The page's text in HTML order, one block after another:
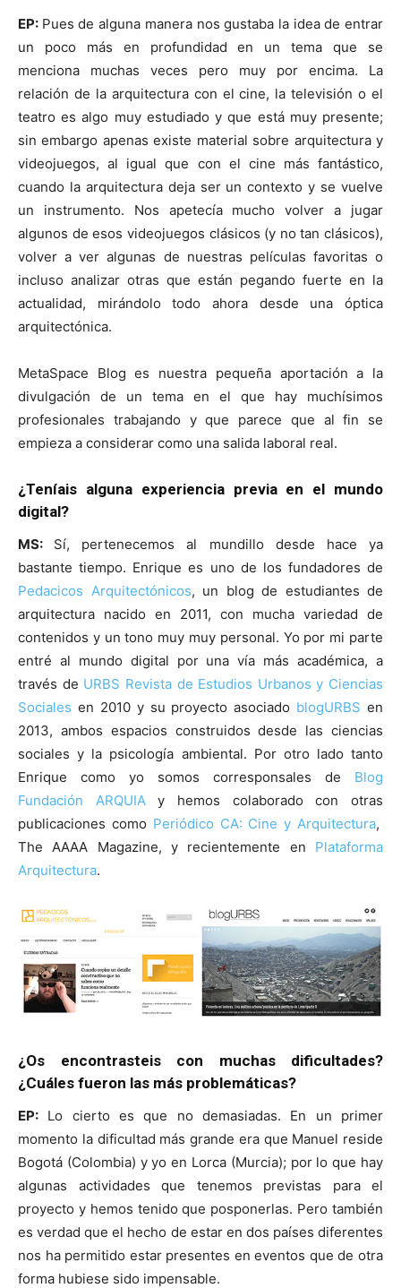
EP: Pues de alguna manera nos gustaba la idea de entrar
un poco más en profundidad en un tema que se
menciona muchas veces pero muy por encima. La
relación de la arquitectura con el cine, la televisión o el
teatro es algo muy estudiado y que está muy presente;
sin embargo apenas existe material sobre arquitectura y
videojuegos, al igual que con el cine más fantástico,
cuando la arquitectura deja ser un contexto y se vuelve
un instrumento. Nos apetecía mucho volver a jugar
algunos de esos videojuegos clásicos (y no tan clásicos),
volver a ver algunas de nuestras películas favoritas o
incluso analizar otras que están pegando fuerte en la
actualidad, mirándolo todo ahora desde una óptica
arquitectónica.
MetaSpace Blog es nuestra pequeña aportación a la
divulgación de un tema en el que hay muchísimos
profesionales trabajando y que parece que al fin se
empieza a considerar como una salida laboral real.
¿Teníais alguna experiencia previa en el mundo
digital?
MS: Sí, pertenecemos al mundillo desde hace ya
bastante tiempo. Enrique es uno de los fundadores de
Pedacicos Arquitectónicos, un blog de estudiantes de
arquitectura nacido en 2011, con mucha variedad de
contenidos y un tono muy muy personal. Yo por mi parte
entré al mundo digital por una vía más académica, a
través de URBS Revista de Estudios Urbanos y Ciencias
Sociales en 2010 y su proyecto asociado blogURBS en
2013, ambos espacios construidos desde las ciencias
sociales y la psicología ambiental. Por otro lado tanto
Enrique como yo somos corresponsales de Blog
Fundación ARQUIAy hemos colaborado con otras
publicaciones como Periódico CA: Cine y Arquitectura,
The AAAA Magazine, y recientemente en Plataforma
Arquitectura.
¿Os encontrasteis con muchas dificultades?
¿Cuáles fueron las más problemáticas?
EP: Lo cierto es que no demasiadas. En un primer
momento la dificultad más grande era que Manuel reside
Bogotá (Colombia) y yo en Lorca (Murcia); por lo que hay
algunas actividades que tenemos previstas para el
proyecto y hemos tenido que posponerlas. Pero también
es verdad que el hecho de estar en dos países diferentes
nos ha permitido estar presentes en eventos que de otra
forma hubiese sido impensable.